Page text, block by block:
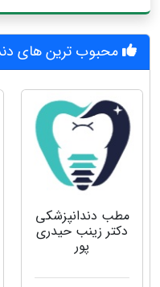
محبوب ترین های
مطب دندانپزشکی
دکتر زینب حیدری
پور